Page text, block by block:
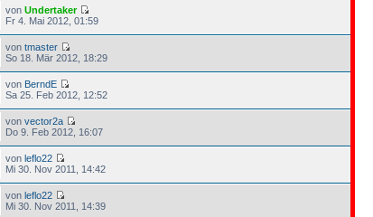
vonUndertaker
Fr 4. Mai 2012, 01:59
vontmaster
So 18. Mär 2012, 18:29
von BerndE
Sa 25. Feb 2012, 12:52
vonvector2a
Do 9. Feb 2012, 16:07
vonleflo22
Mi 30. Nov 2011, 14:42
vonleflo22
Mi 30. Nov 2011, 14:39